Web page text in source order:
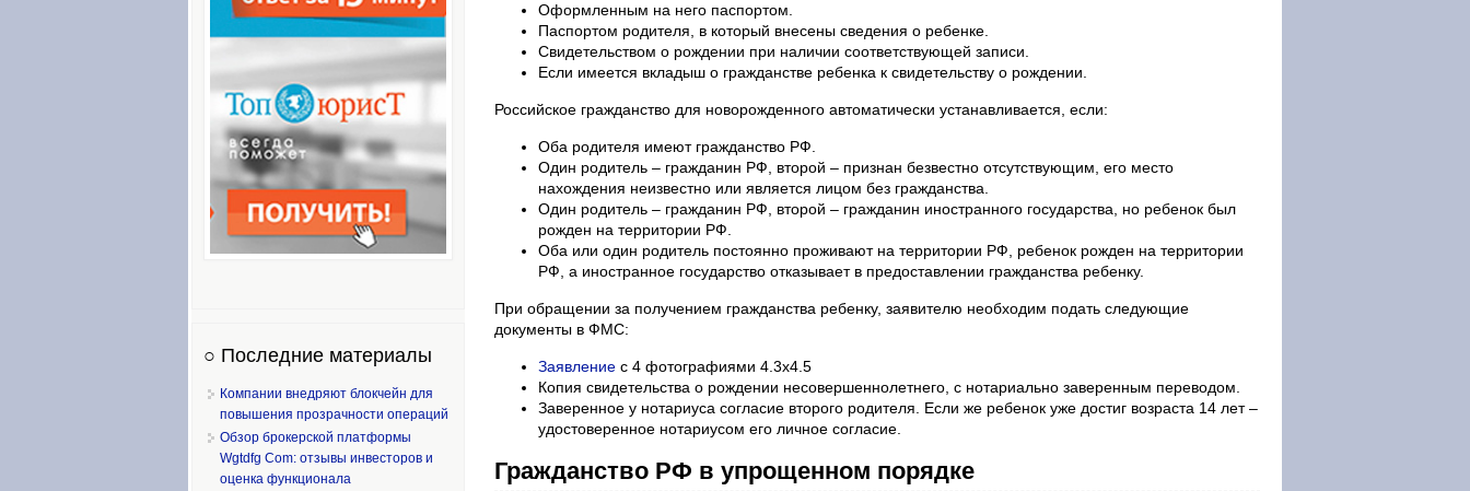
Оформленным на него паспортом.
Паспортом родителя, в который внесены сведения о ребенке.
Свидетельством о рождении при наличии соответствующей записи.
Если имеется вкладыш о гражданстве ребенка к свидетельству о рождении.
Российское гражданство для новорожденного автоматически устанавливается, если:
Оба родителя имеют гражданство РФ.
Один родитель – гражданин РФ, второй – признан безвестно отсутствующим, его место
нахождения неизвестно или является лицом без гражданства.
Один родитель – гражданин РФ, второй – гражданин иностранного государства, но ребенок был
рожден на территории РФ.
Оба или один родитель постоянно проживают на территории РФ, ребенок рожден на территории
РФ, а иностранное государство отказывает в предоставлении гражданства ребенку.
При обращении за получением гражданства ребенку, заявителю необходим подать следующие
документы в ФМС:
Заявление с 4 фотографиями 4.3х4.5
Копия свидетельства о рождении несовершеннолетнего, с нотариально заверенным переводом.
Заверенное у нотариуса согласие второго родителя. Если же ребенок уже достиг возраста 14 лет –
удостоверенное нотариусом его личное согласие.
Гражданство РФ в упрощенном порядке
○ Последние материалы
Компании внедряют блокчейн для
повышения прозрачности операций
Обзор брокерской платформы
Wgtdfg Com: отзывы инвесторов и
оценка функционала